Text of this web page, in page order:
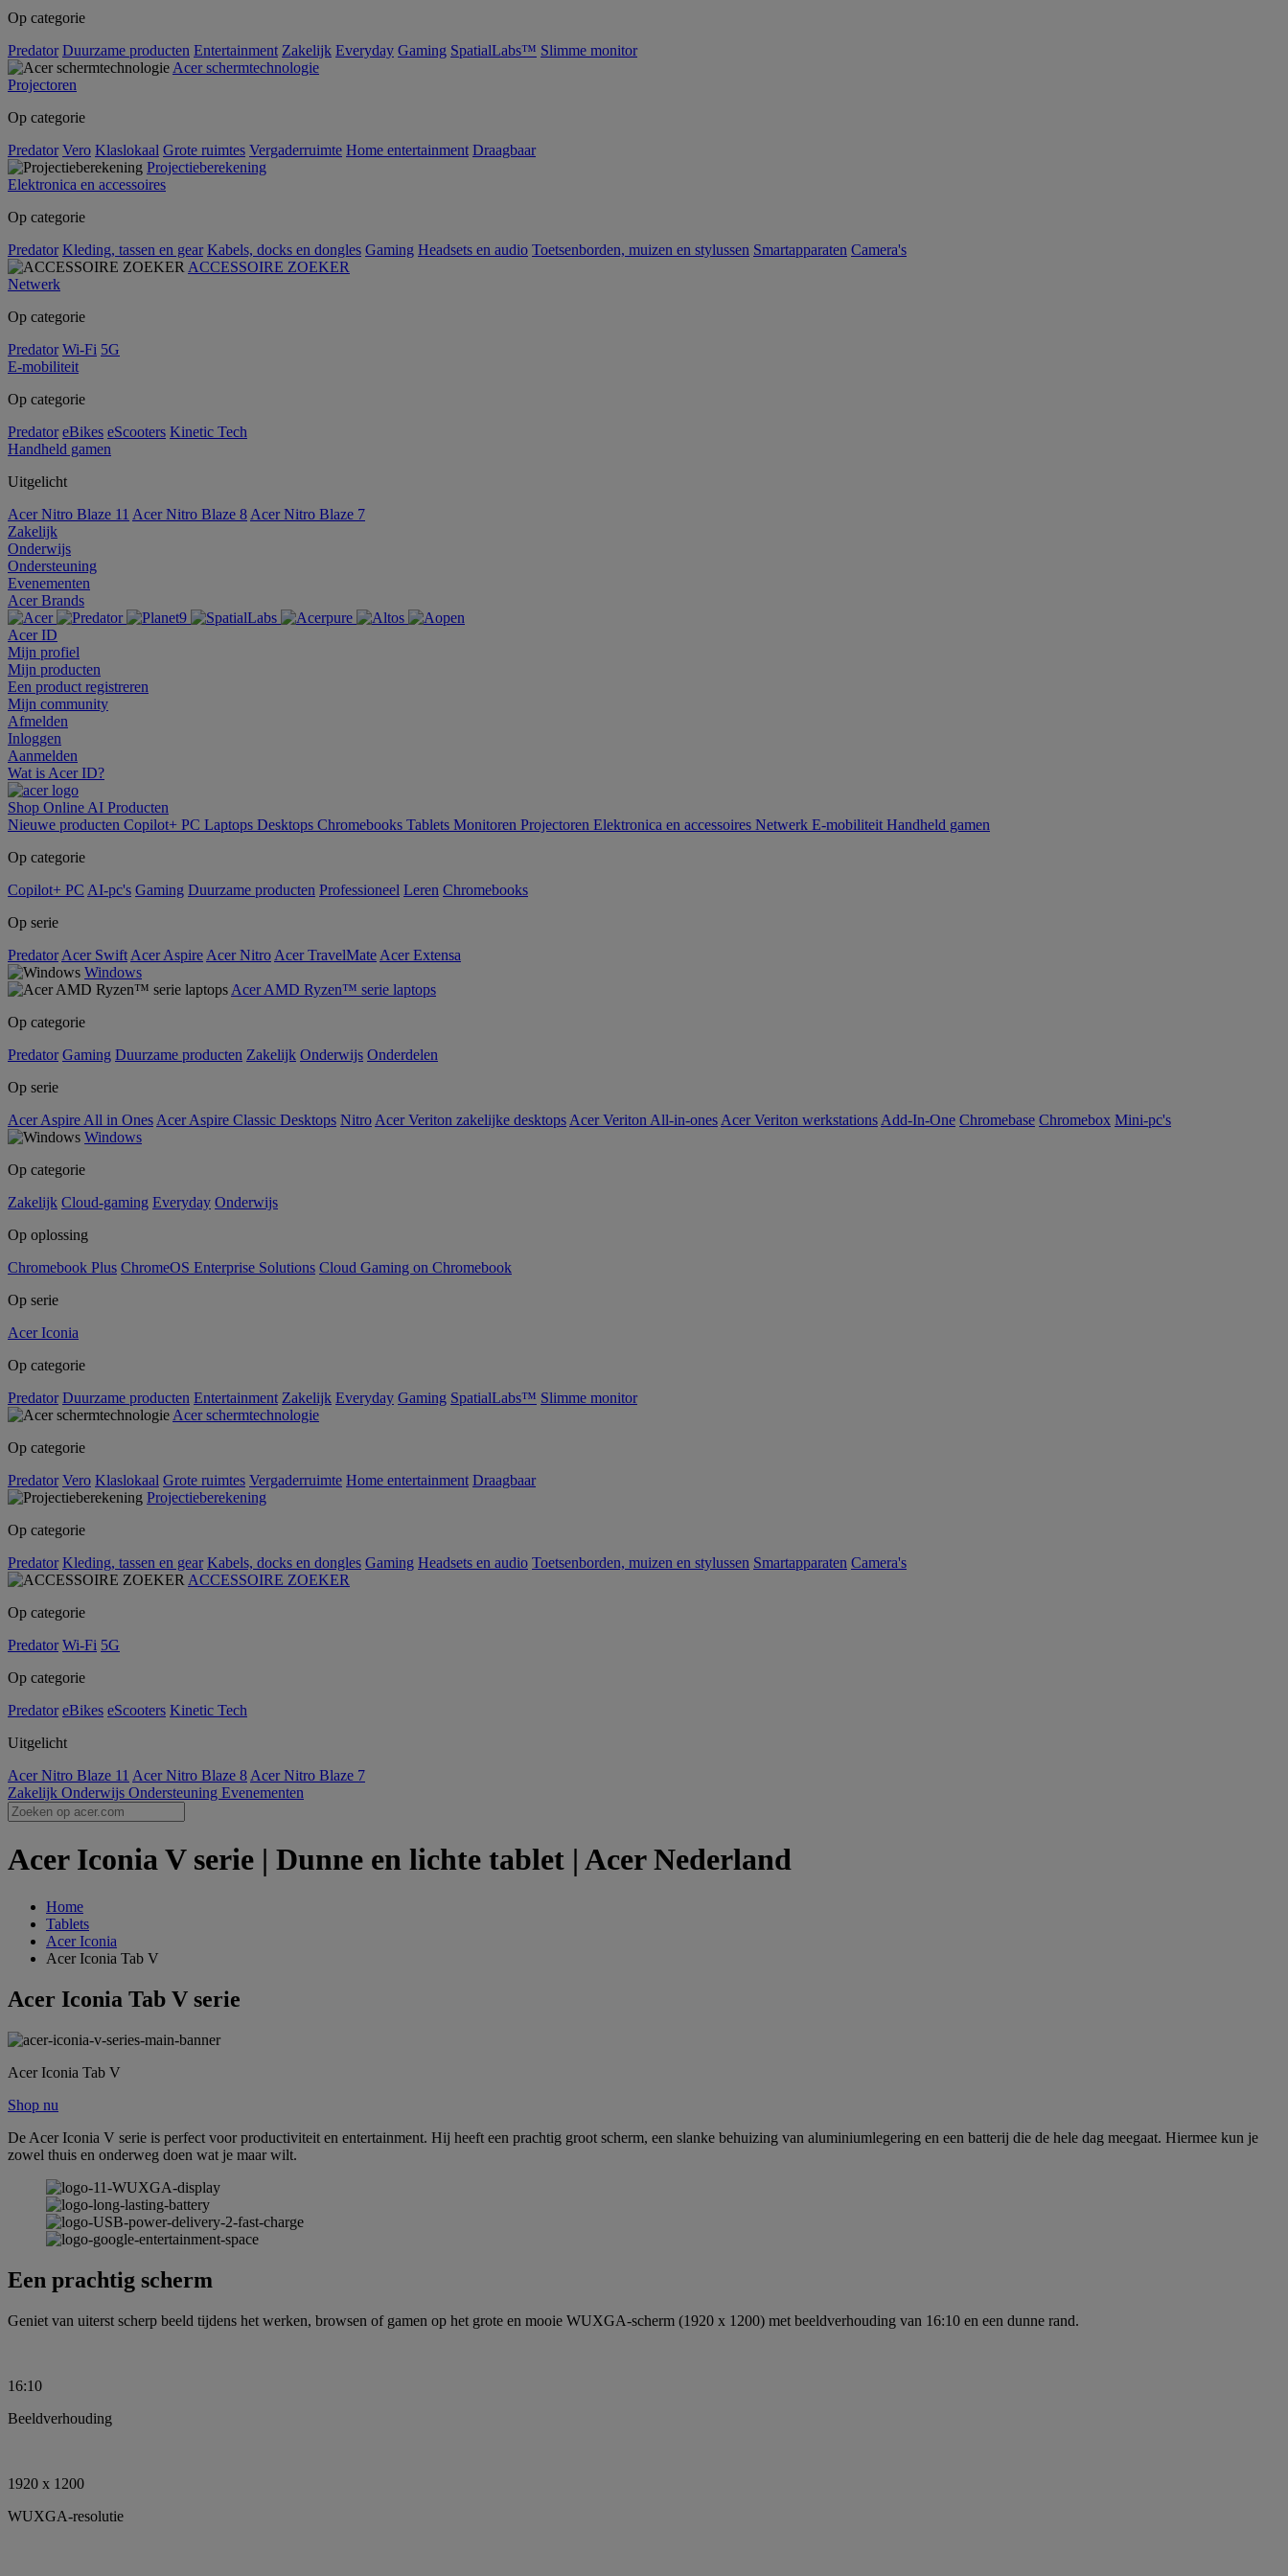
Op categorie
Predator Duurzame producten Entertainment Zakelijk Everyday Gaming SpatialLabs™ Slimme monitor
Acer schermtechnologie
Projectoren
Op categorie
Predator Vero Klaslokaal Grote ruimtes Vergaderruimte Home entertainment Draagbaar
Projectieberekening
Elektronica en accessoires
Op categorie
Predator Kleding, tassen en gear Kabels, docks en dongles Gaming Headsets en audio Toetsenborden, muizen en stylussen Smartapparaten Camera's
ACCESSOIRE ZOEKER
Netwerk
Op categorie
Predator Wi-Fi 5G
E-mobiliteit
Op categorie
Predator eBikes eScooters Kinetic Tech
Handheld gamen
Uitgelicht
Acer Nitro Blaze 11 Acer Nitro Blaze 8 Acer Nitro Blaze 7
Zakelijk
Onderwijs
Ondersteuning
Evenementen
Acer Brands
Acer ID
Mijn profiel
Mijn producten
Een product registreren
Mijn community
Afmelden
Inloggen
Aanmelden
Wat is Acer ID?
Shop Online AI Producten
Nieuwe producten Copilot+ PC Laptops Desktops Chromebooks Tablets Monitoren Projectoren Elektronica en accessoires Netwerk E-mobiliteit Handheld gamen
Op categorie
Copilot+ PC AI-pc's Gaming Duurzame producten Professioneel Leren Chromebooks
Op serie
Predator Acer Swift Acer Aspire Acer Nitro Acer TravelMate Acer Extensa
Windows
Acer AMD Ryzen™ serie laptops
Op categorie
Predator Gaming Duurzame producten Zakelijk Onderwijs Onderdelen
Op serie
Acer Aspire All in Ones Acer Aspire Classic Desktops Nitro Acer Veriton zakelijke desktops Acer Veriton All-in-ones Acer Veriton werkstations Add-In-One Chromebase Chromebox Mini-pc's
Windows
Op categorie
Zakelijk Cloud-gaming Everyday Onderwijs
Op oplossing
Chromebook Plus ChromeOS Enterprise Solutions Cloud Gaming on Chromebook
Op serie
Acer Iconia
Op categorie
Predator Duurzame producten Entertainment Zakelijk Everyday Gaming SpatialLabs™ Slimme monitor
Acer schermtechnologie
Op categorie
Predator Vero Klaslokaal Grote ruimtes Vergaderruimte Home entertainment Draagbaar
Projectieberekening
Op categorie
Predator Kleding, tassen en gear Kabels, docks en dongles Gaming Headsets en audio Toetsenborden, muizen en stylussen Smartapparaten Camera's
ACCESSOIRE ZOEKER
Op categorie
Predator Wi-Fi 5G
Op categorie
Predator eBikes eScooters Kinetic Tech
Uitgelicht
Acer Nitro Blaze 11 Acer Nitro Blaze 8 Acer Nitro Blaze 7
Zakelijk Onderwijs Ondersteuning Evenementen
Acer Iconia V serie | Dunne en lichte tablet | Acer Nederland
Home
Tablets
Acer Iconia
Acer Iconia Tab V
Acer Iconia Tab V serie
Acer Iconia Tab V
Shop nu
De Acer Iconia V serie is perfect voor productiviteit en entertainment. Hij heeft een prachtig groot scherm, een slanke behuizing van aluminiumlegering en een batterij die de hele dag meegaat. Hiermee kun je
zowel thuis en onderweg doen wat je maar wilt.
Een prachtig scherm
Geniet van uiterst scherp beeld tijdens het werken, browsen of gamen op het grote en mooie WUXGA-scherm (1920 x 1200) met beeldverhouding van 16:10 en een dunne rand.
16:10
Beeldverhouding
1920 x 1200
WUXGA-resolutie